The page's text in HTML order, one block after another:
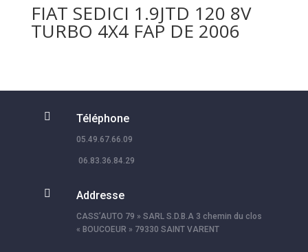
FIAT SEDICI 1.9JTD 120 8V
TURBO 4X4 FAP DE 2006
 Téléphone
05.49.67.66.09
06.83.36.84.29
 Addresse
CASS’AUTO 79 » SARL S.D.B.A 3 chemin du clos
« BOUCOEUR » 79330 SAINT VARENT